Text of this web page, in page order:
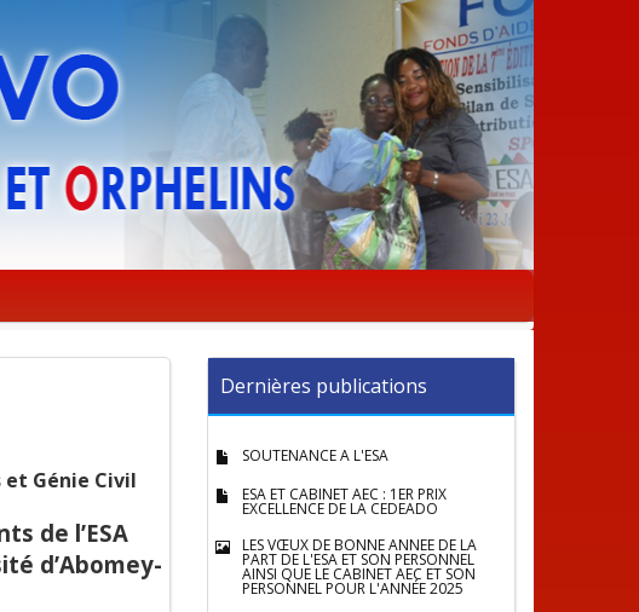
Génie Civil
de l’ESA
d’Abomey-
Dernières publications
SOUTENANCE A L'ESA
ESA ET CABINET AEC : 1ER PRIX
EXCELLENCE DE LA CEDEADO
LES VŒUX DE BONNE ANNÉE DE LA
PART DE L'ESA ET SON PERSONNEL
AINSI QUE LE CABINET AEC ET SON
PERSONNEL POUR L'ANNÉE 2025